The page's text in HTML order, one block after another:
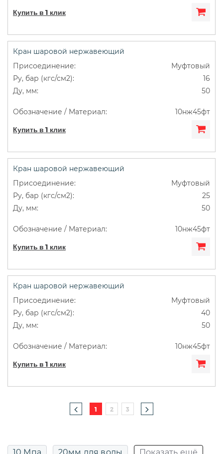
Купить в 1 клик
Кран шаровой нержавеющий
Муфтовый
16
50
10нж45фт
Купить в 1 клик
Кран шаровой нержавеющий
Муфтовый
25
50
10нж45фт
Купить в 1 клик
Кран шаровой нержавеющий
Муфтовый
40
50
10нж45фт
Купить в 1 клик
1 2 3